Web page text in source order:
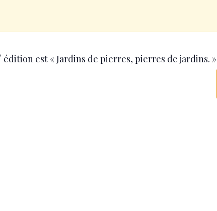
édition est « Jardins de pierres, pierres de jardins. »